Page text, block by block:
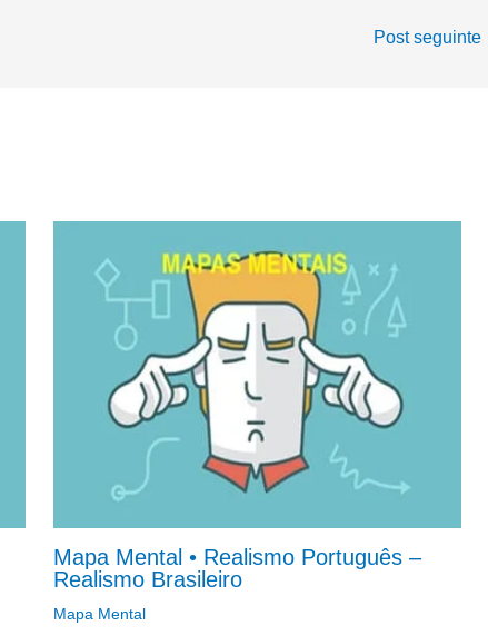
Post seguinte
Mapa Mental • Realismo Português –
Realismo Brasileiro
Mapa Mental